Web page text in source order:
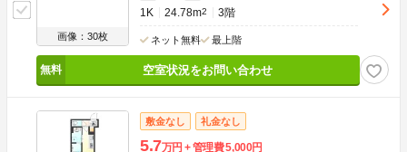
画像：30枚
1K 24.78m2 3階
ネット無料 最上階
空室状況をお問い合わせ
敷金なし 礼金なし
5.7万円 管理費5,000円